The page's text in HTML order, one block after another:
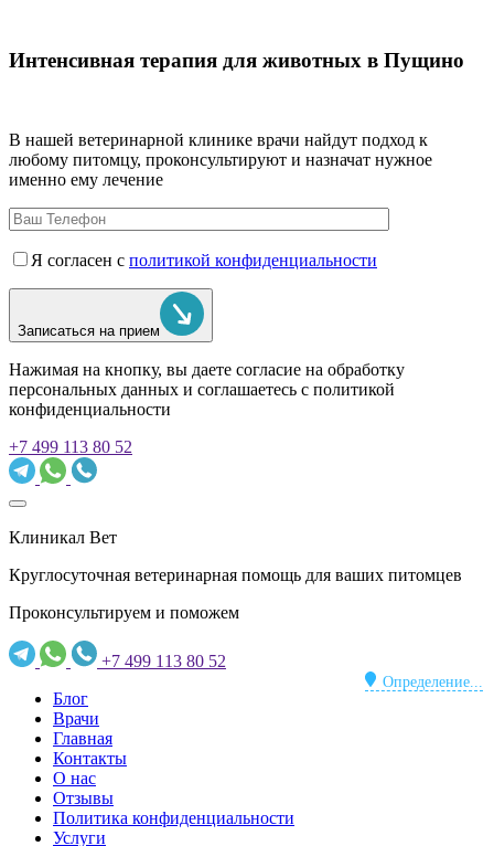
Интенсивная терапия для животных в Пущино
В нашей ветеринарной клинике врачи найдут подход к
любому питомцу, проконсультируют и назначат нужное
именно ему лечение
Я согласен с политикой конфиденциальности
Записаться на прием
Нажимая на кнопку, вы даете согласие на обработку
персональных данных и соглашаетесь c политикой
конфиденциальности
+7 499 113 80 52
Клиникал Вет
Круглосуточная ветеринарная помощь для ваших питомцев
Проконсультируем и поможем
+7 499 113 80 52
Определение...
Блог
Врачи
Главная
Контакты
О нас
Отзывы
Политика конфиденциальности
Услуги